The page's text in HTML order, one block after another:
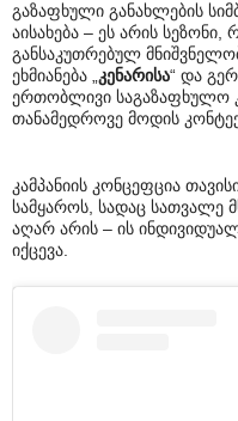
გაზაფხული განახლების
აისახება – ეს არის
განსაკუთრებულ
ეხმიანება „ კენარისა“ და
ერთობლივი საგაზაფხულო
თანამედროვე მოდის
კამპანიის კონცეფცია
სამყაროს, სადაც სათვალე
აღარ არის – ის
იქცევა.